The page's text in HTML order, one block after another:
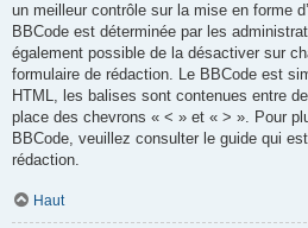
un meilleur contrôle sur la mise en forme
BBCode est déterminée par les
également possible de la désactiver sur
formulaire de rédaction. Le BBCode est
HTML, les balises sont contenues entre
place des chevrons « < » et « > ». Pour
BBCode, veuillez consulter le guide qui
rédaction.
Haut